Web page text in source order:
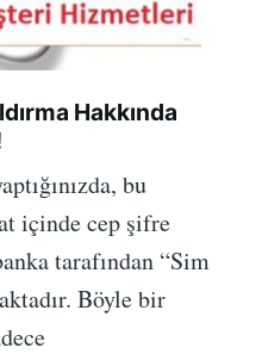
Hakkında
bu
içinde cep şifre
tarafından “Sim
Böyle bir